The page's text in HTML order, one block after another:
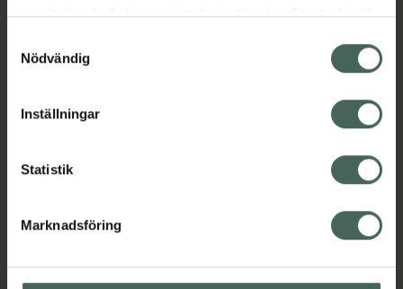
samlat in när du har använt deras tjänster. Samtycke till
återkalla ditt samtycke via webbplatsens
cookieinställningar. Ett återkallat samtycke påverkar inte
lagligheten av behandling som skett innan återkallelsen.
Nödvändig
Inställningar
Statistik
Marknadsföring
Jämförpris
Kategorier:
Näringsdryck och nutrition
Innehåll Visa